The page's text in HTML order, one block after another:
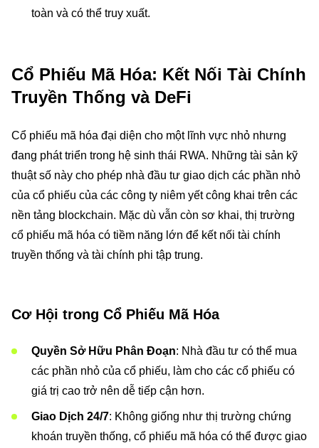
toàn và có thể truy xuất.
Cổ Phiếu Mã Hóa: Kết Nối Tài Chính
Truyền Thống và DeFi
Cổ phiếu mã hóa đại diện cho một lĩnh vực nhỏ nhưng
đang phát triển trong hệ sinh thái RWA. Những tài sản kỹ
thuật số này cho phép nhà đầu tư giao dịch các phần nhỏ
của cổ phiếu của các công ty niêm yết công khai trên các
nền tảng blockchain. Mặc dù vẫn còn sơ khai, thị trường
cổ phiếu mã hóa có tiềm năng lớn để kết nối tài chính
truyền thống và tài chính phi tập trung.
Cơ Hội trong Cổ Phiếu Mã Hóa
Quyền Sở Hữu Phân Đoạn: Nhà đầu tư có thể mua
các phần nhỏ của cổ phiếu, làm cho các cổ phiếu có
giá trị cao trở nên dễ tiếp cận hơn.
Giao Dịch 24/7: Không giống như thị trường chứng
khoán truyền thống, cổ phiếu mã hóa có thể được giao